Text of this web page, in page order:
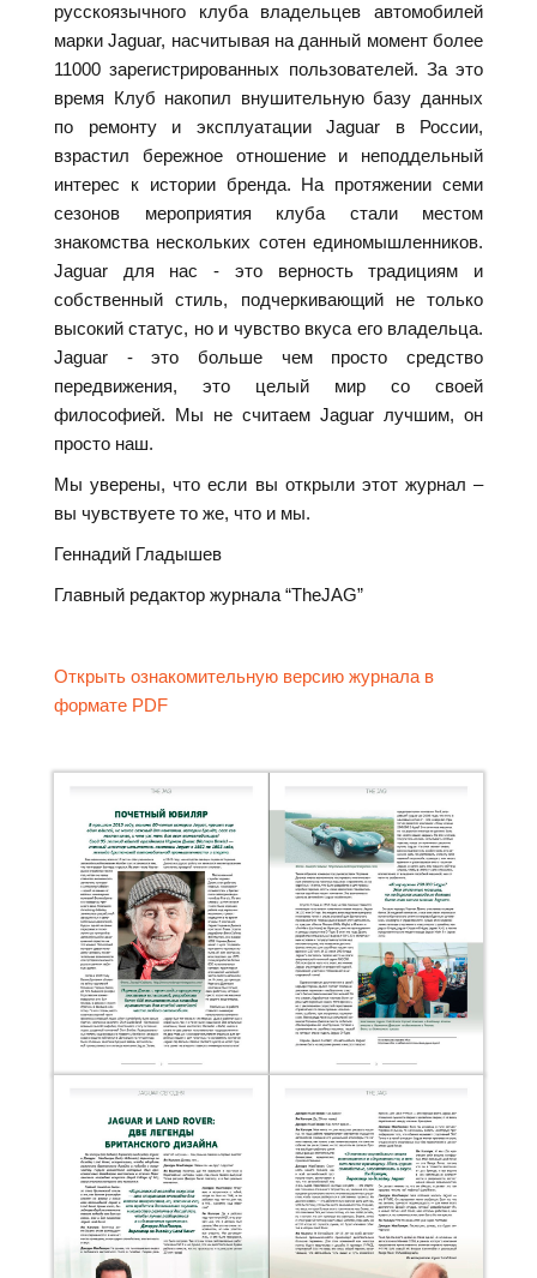
русскоязычного клуба владельцев автомобилей
марки Jaguar, насчитывая на данный момент более
11000 зарегистрированных пользователей. За это
время Клуб накопил внушительную базу данных
по ремонту и эксплуатации Jaguar в России,
взрастил бережное отношение и неподдельный
интерес к истории бренда. На протяжении семи
сезонов мероприятия клуба стали местом
знакомства нескольких сотен единомышленников.
Jaguar для нас - это верность традициям и
собственный стиль, подчеркивающий не только
высокий статус, но и чувство вкуса его владельца.
Jaguar - это больше чем просто средство
передвижения, это целый мир со своей
философией. Мы не считаем Jaguar лучшим, он
просто наш.
Мы уверены, что если вы открыли этот журнал –
вы чувствуете то же, что и мы.
Геннадий Гладышев
Главный редактор журнала “TheJAG”
Открыть ознакомительную версию журнала в
формате PDF